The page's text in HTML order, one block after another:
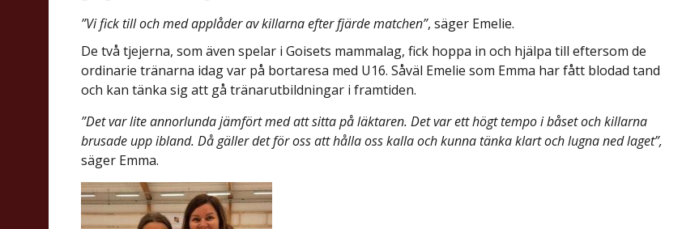
”Vi fick till och med applåder av killarna efter fjärde matchen”, säger Emelie.
De två tjejerna, som även spelar i Goisets mammalag, fick hoppa in och hjälpa till eftersom de
ordinarie tränarna idag var på bortaresa med U16. Såväl Emelie som Emma har fått blodad tand
och kan tänka sig att gå tränarutbildningar i framtiden.
”Det var lite annorlunda jämfört med att sitta på läktaren. Det var ett högt tempo i båset och killarna
brusade upp ibland. Då gäller det för oss att hålla oss kalla och kunna tänka klart och lugna ned laget”,
säger Emma.